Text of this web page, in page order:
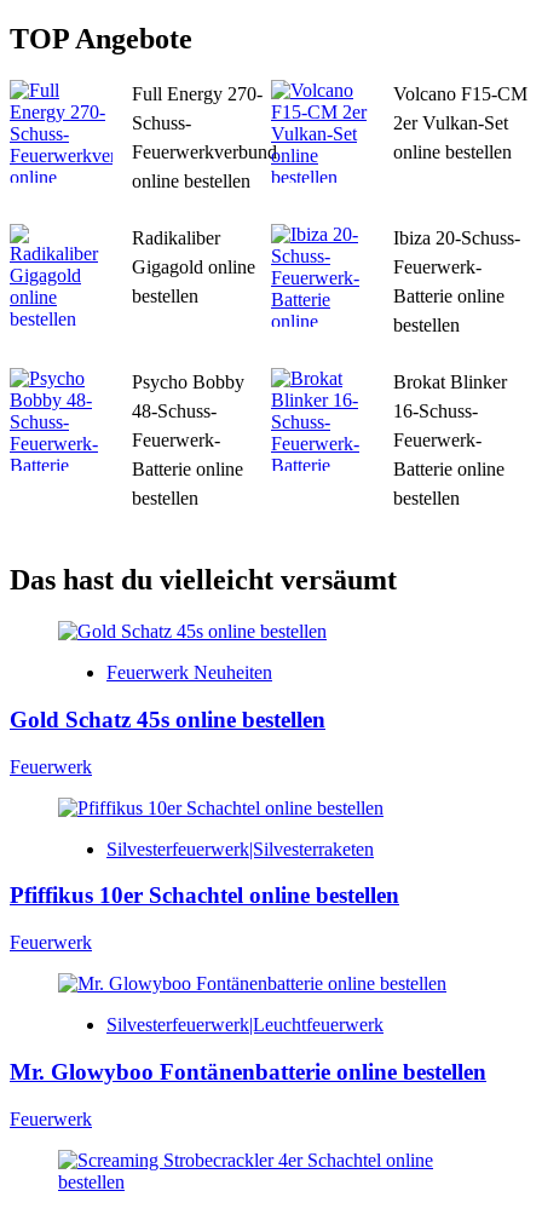
TOP Angebote
Full Energy 270-
Schuss-
Feuerwerkverbund
online bestellen
Volcano F15-CM
2er Vulkan-Set
online bestellen
Radikaliber
Gigagold online
bestellen
Ibiza 20-Schuss-
Feuerwerk-
Batterie online
bestellen
Psycho Bobby
48-Schuss-
Feuerwerk-
Batterie online
bestellen
Brokat Blinker
16-Schuss-
Feuerwerk-
Batterie online
bestellen
Das hast du vielleicht versäumt
Feuerwerk Neuheiten
Gold Schatz 45s online bestellen
Feuerwerk
Silvesterfeuerwerk|Silvesterraketen
Pfiffikus 10er Schachtel online bestellen
Feuerwerk
Silvesterfeuerwerk|Leuchtfeuerwerk
Mr. Glowyboo Fontänenbatterie online bestellen
Feuerwerk